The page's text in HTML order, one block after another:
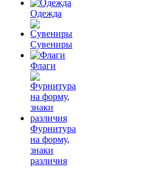
Одежда
Сувениры
Флаги
Фурнитура
на форму,
знаки
различия